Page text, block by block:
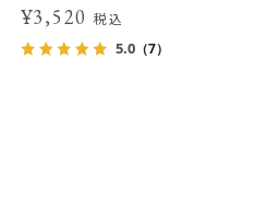
¥3,520税込
5.0（7）